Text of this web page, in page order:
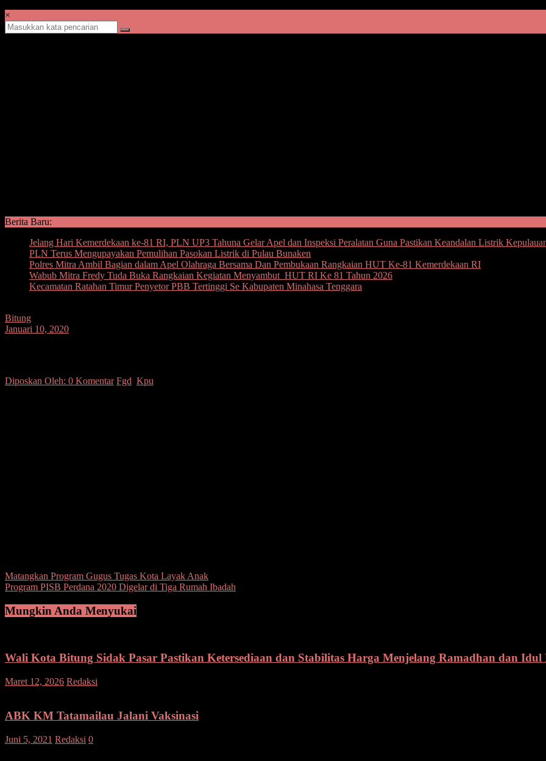
×
Berita Baru:
Jelang Hari Kemerdekaan ke-81 RI, PLN UP3 Tahuna Gelar Apel dan Inspeksi Peralatan Guna Pastikan Keandalan Listrik
PLN Terus Mengupayakan Pemulihan Pasokan Listrik di Pulau Bunaken
Polres Mitra Ambil Bagian dalam Apel Olahraga Bersama Dan Pembukaan Rangkaian HUT Ke-81 Kemerdekaan RI
Wabub Mitra Fredy Tuda Buka Rangkaian Kegiatan Menyambut HUT RI Ke 81 Tahun 2026
Kecamatan Ratahan Timur Penyetor PBB Tertinggi Se Kabupaten Minahasa Tenggara
Bitung
Januari 10, 2020
Diposkan Oleh: 0 Komentar Fgd Kpu
Navigasi
pos
Matangkan Program Gugus Tugas Kota Layak Anak
Program PISB Perdana 2020 Digelar di Tiga Rumah Ibadah
Mungkin Anda Menyukai
Wali Kota Bitung Sidak Pasar Pastikan Ketersediaan dan Stabilitas Harga Menjelang Ramadhan dan
Maret 12, 2026 Redaksi
Bitung
ABK KM Tatamailau Jalani Vaksinasi
Juni 5, 2021 Redaksi 0